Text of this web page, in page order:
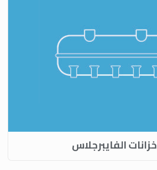
خزانات الفايبرجلاس